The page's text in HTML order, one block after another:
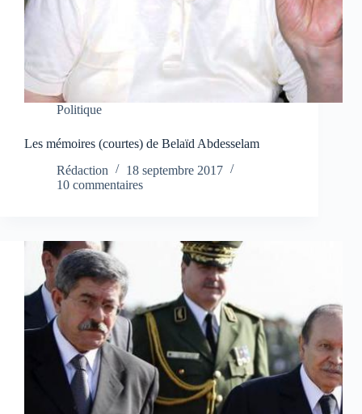
Politique
Les mémoires (courtes) de Belaïd Abdesselam
Rédaction
18 septembre 2017
10 commentaires